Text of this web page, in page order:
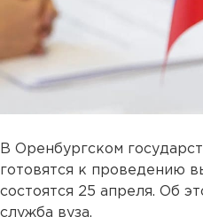
В Оренбургском
готовятся к проведению
состоятся 25 апреля. Об
служба вуза.